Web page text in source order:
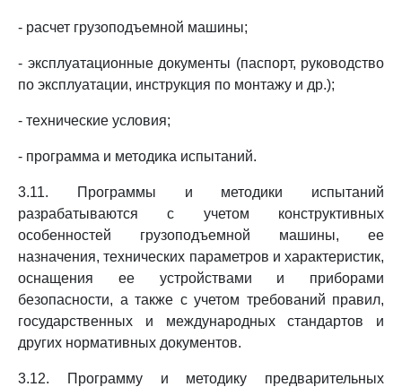
- расчет грузоподъемной машины;
- эксплуатационные документы (паспорт, руководство
по эксплуатации, инструкция по монтажу и др.);
- технические условия;
- программа и методика испытаний.
3.11. Программы и методики испытаний
разрабатываются с учетом конструктивных
особенностей грузоподъемной машины, ее
назначения, технических параметров и характеристик,
оснащения ее устройствами и приборами
безопасности, а также с учетом требований правил,
государственных и международных стандартов и
других нормативных документов.
3.12. Программу и методику предварительных